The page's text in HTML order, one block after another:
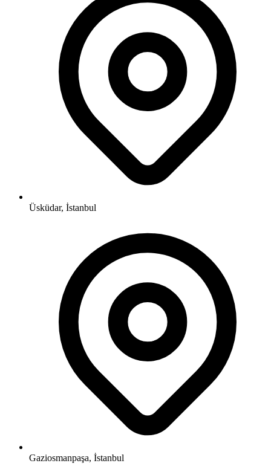
Üsküdar, İstanbul
Gaziosmanpaşa, İstanbul